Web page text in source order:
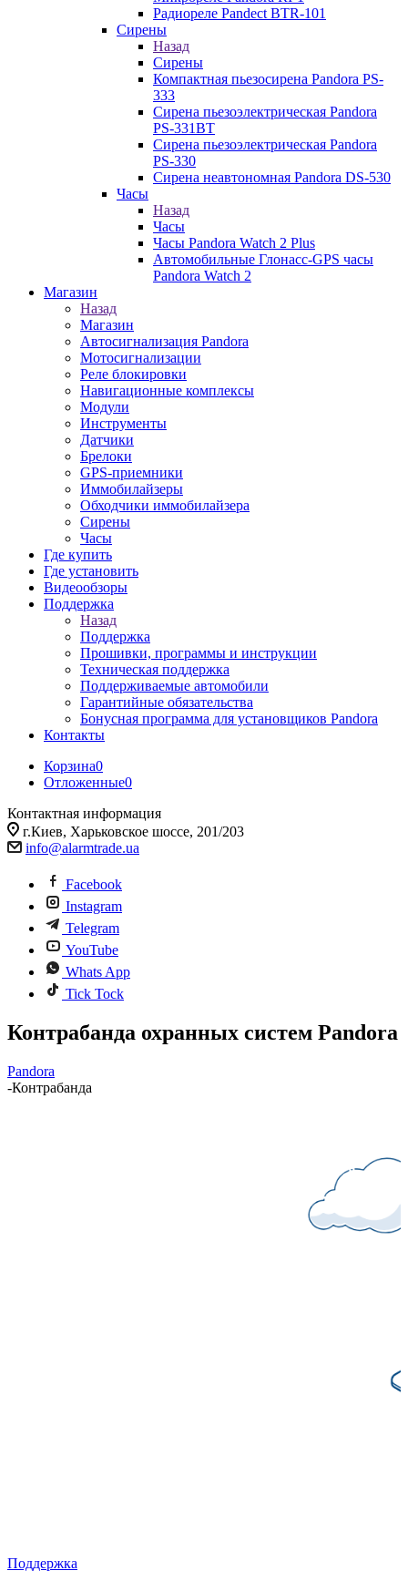
Радиореле Pandect BTR-101
Сирены
Назад
Сирены
Компактная пьезосирена Pandora PS-
333
Сирена пьезоэлектрическая Pandora
PS-331BT
Сирена пьезоэлектрическая Pandora
PS-330
Сирена неавтономная Pandora DS-530
Часы
Назад
Часы
Часы Pandora Watch 2 Plus
Автомобильные Глонасс-GPS часы
Pandora Watch 2
Магазин
Назад
Магазин
Автосигнализация Pandora
Мотосигнализации
Реле блокировки
Навигационные комплексы
Модули
Инструменты
Датчики
Брелоки
GPS-приемники
Иммобилайзеры
Обходчики иммобилайзера
Сирены
Часы
Где купить
Где установить
Видеообзоры
Поддержка
Назад
Поддержка
Прошивки, программы и инструкции
Техническая поддержка
Поддерживаемые автомобили
Гарантийные обязательства
Бонусная программа для установщиков Pandora
Контакты
Корзина0
Отложенные0
Контактная информация
г.Киев, Харьковское шоссе, 201/203
info@alarmtrade.ua
Facebook
Instagram
Telegram
YouTube
Whats App
Tick Tock
Контрабанда охранных систем Pandora
Pandora
-Контрабанда
Поддержка